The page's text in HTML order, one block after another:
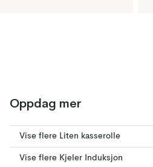
Oppdag mer
Vise flere Liten kasserolle
Vise flere Kjeler Induksjon